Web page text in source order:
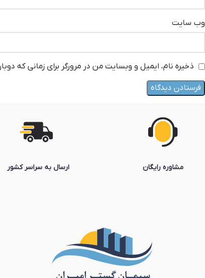
وب‌ سایت
ذخیره نام، ایمیل و وبسایت من در مرورگر برای زمانی که
مشاوره رایگان ارسال به سراسر کشور